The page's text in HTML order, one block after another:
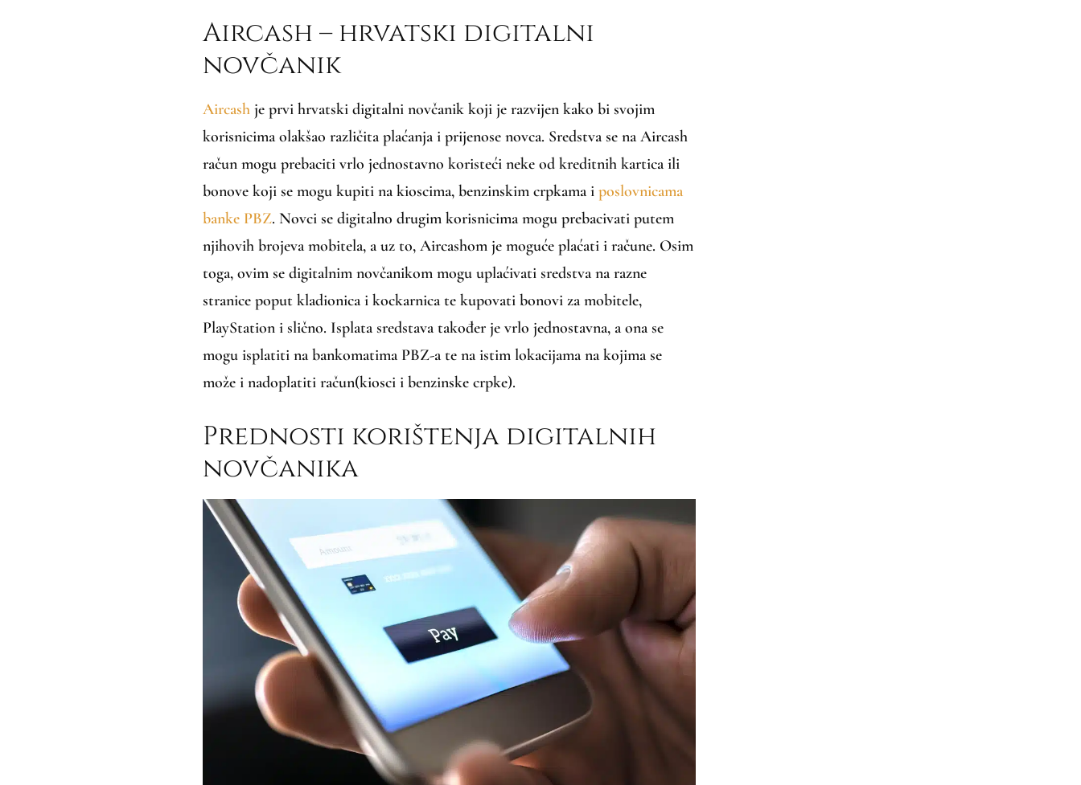
Aircash – hrvatski digitalni
novčanik
Aircash je prvi hrvatski digitalni novčanik koji je razvijen kako bi svojim
korisnicima olakšao različita plaćanja i prijenose novca. Sredstva se na Aircash
račun mogu prebaciti vrlo jednostavno koristeći neke od kreditnih kartica ili
bonove koji se mogu kupiti na kioscima, benzinskim crpkama i poslovnicama
banke PBZ. Novci se digitalno drugim korisnicima mogu prebacivati putem
njihovih brojeva mobitela, a uz to, Aircashom je moguće plaćati i račune. Osim
toga, ovim se digitalnim novčanikom mogu uplaćivati sredstva na razne
stranice poput kladionica i kockarnica te kupovati bonovi za mobitele,
PlayStation i slično. Isplata sredstava također je vrlo jednostavna, a ona se
mogu isplatiti na bankomatima PBZ-a te na istim lokacijama na kojima se
može i nadoplatiti račun(kiosci i benzinske crpke).
Prednosti korištenja digitalnih
novčanika